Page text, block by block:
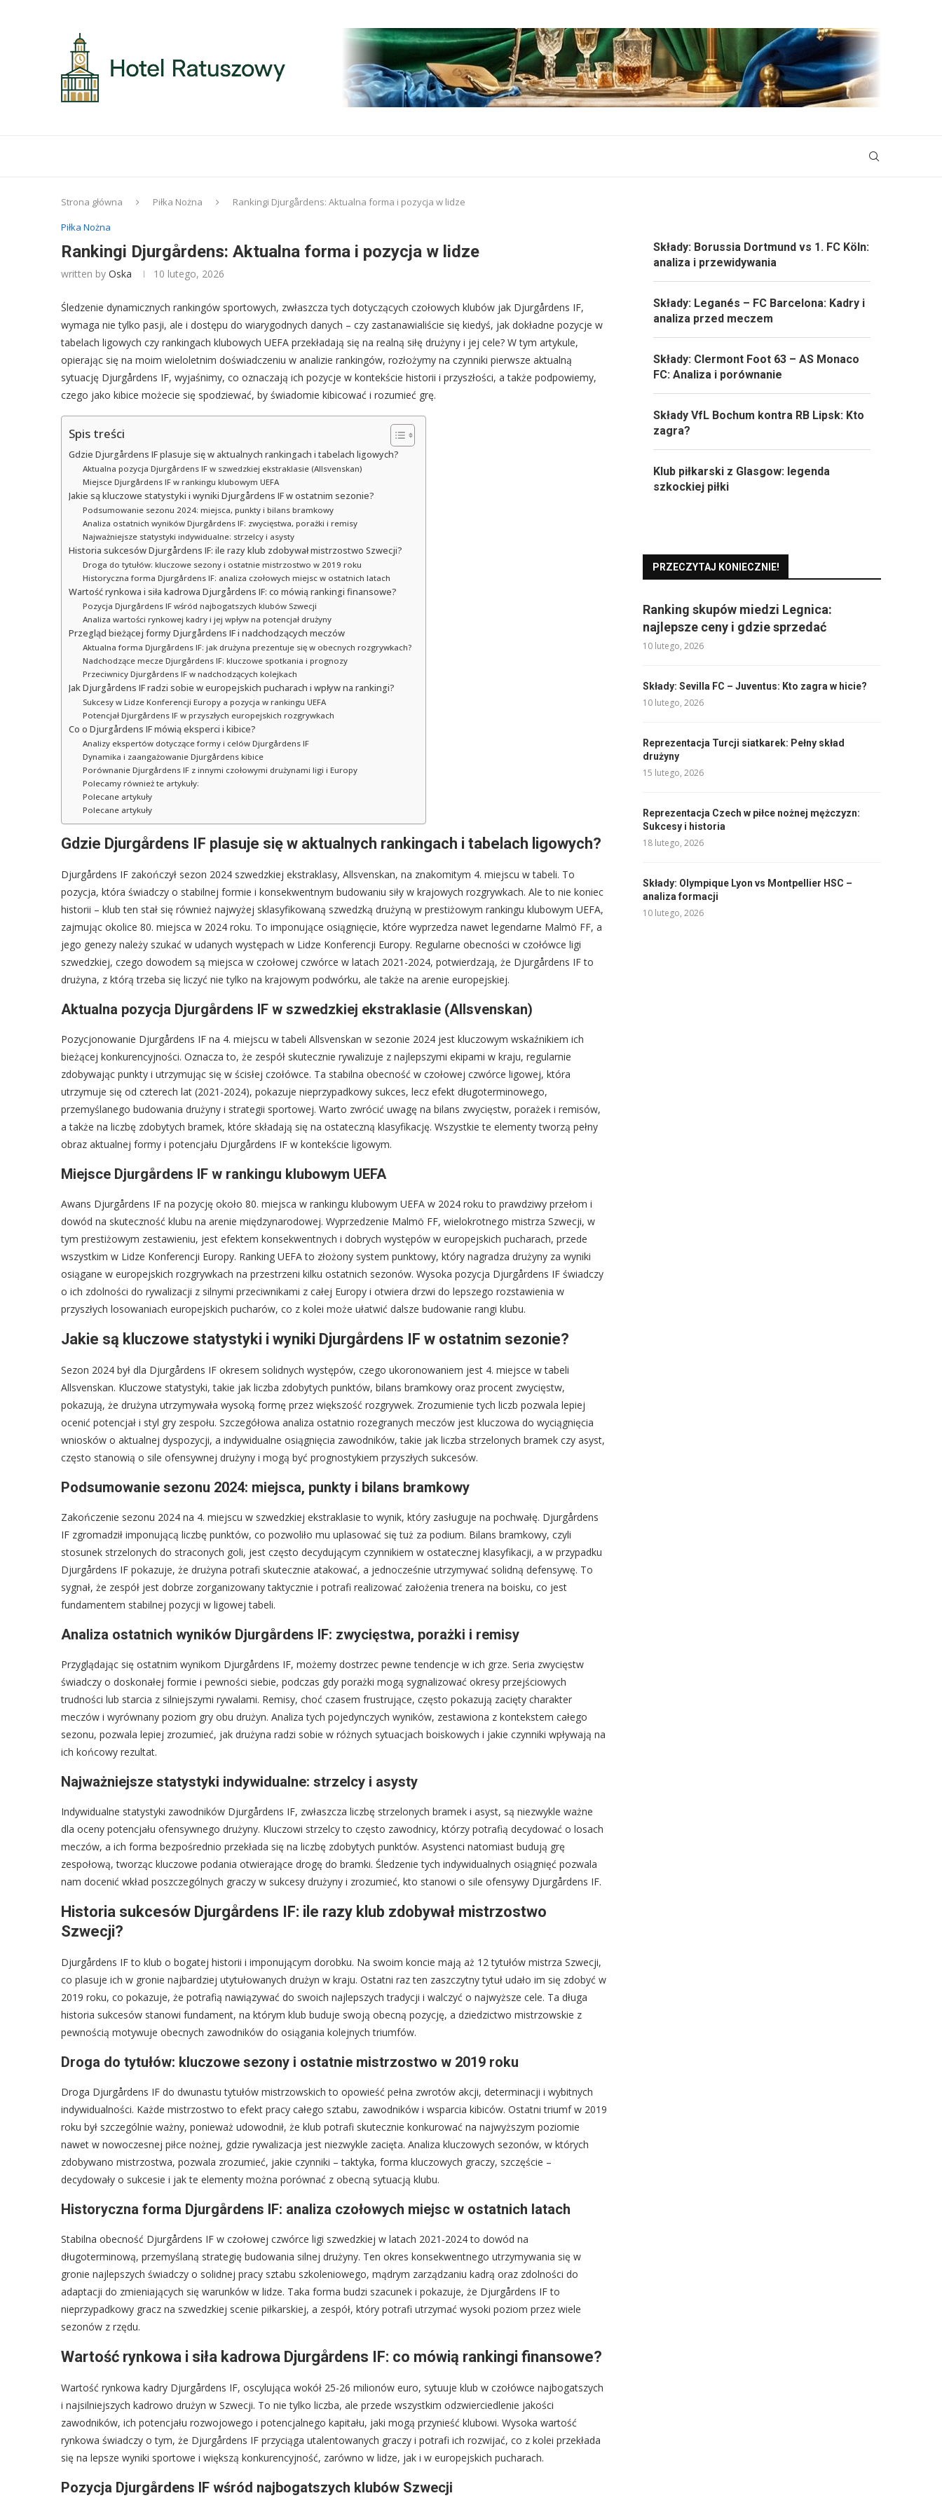
Strona główna Piłka Nożna
Rankingi Djurgårdens: Aktualna forma i pozycja w lidze
Piłka Nożna
Rankingi Djurgårdens: Aktualna forma i pozycja w lidze
written by Oska 10 lutego, 2026
Śledzenie dynamicznych rankingów sportowych, zwłaszcza tych dotyczących czołowych klubów jak Djurgårdens IF,
wymaga nie tylko pasji, ale i dostępu do wiarygodnych danych – czy zastanawialiście się kiedyś, jak dokładne pozycje w
tabelach ligowych czy rankingach klubowych UEFA przekładają się na realną siłę drużyny i jej cele? W tym artykule,
opierając się na moim wieloletnim doświadczeniu w analizie rankingów, rozłożymy na czynniki pierwsze aktualną
sytuację Djurgårdens IF, wyjaśnimy, co oznaczają ich pozycje w kontekście historii i przyszłości, a także podpowiemy,
czego jako kibice możecie się spodziewać, by świadomie kibicować i rozumieć grę.
Spis treści
Gdzie Djurgårdens IF plasuje się w aktualnych rankingach i tabelach ligowych?
Aktualna pozycja Djurgårdens IF w szwedzkiej ekstraklasie (Allsvenskan)
Miejsce Djurgårdens IF w rankingu klubowym UEFA
Jakie są kluczowe statystyki i wyniki Djurgårdens IF w ostatnim sezonie?
Podsumowanie sezonu 2024: miejsca, punkty i bilans bramkowy
Analiza ostatnich wyników Djurgårdens IF: zwycięstwa, porażki i remisy
Najważniejsze statystyki indywidualne: strzelcy i asysty
Historia sukcesów Djurgårdens IF: ile razy klub zdobywał mistrzostwo Szwecji?
Droga do tytułów: kluczowe sezony i ostatnie mistrzostwo w 2019 roku
Historyczna forma Djurgårdens IF: analiza czołowych miejsc w ostatnich latach
Wartość rynkowa i siła kadrowa Djurgårdens IF: co mówią rankingi finansowe?
Pozycja Djurgårdens IF wśród najbogatszych klubów Szwecji
Analiza wartości rynkowej kadry i jej wpływ na potencjał drużyny
Przegląd bieżącej formy Djurgårdens IF i nadchodzących meczów
Aktualna forma Djurgårdens IF: jak drużyna prezentuje się w obecnych rozgrywkach?
Nadchodzące mecze Djurgårdens IF: kluczowe spotkania i prognozy
Przeciwnicy Djurgårdens IF w nadchodzących kolejkach
Jak Djurgårdens IF radzi sobie w europejskich pucharach i wpływ na rankingi?
Sukcesy w Lidze Konferencji Europy a pozycja w rankingu UEFA
Potencjał Djurgårdens IF w przyszłych europejskich rozgrywkach
Co o Djurgårdens IF mówią eksperci i kibice?
Analizy ekspertów dotyczące formy i celów Djurgårdens IF
Dynamika i zaangażowanie Djurgårdens kibice
Porównanie Djurgårdens IF z innymi czołowymi drużynami ligi i Europy
Polecamy również te artykuły:
Polecane artykuły
Polecane artykuły
Gdzie Djurgårdens IF plasuje się w aktualnych rankingach i tabelach ligowych?
Djurgårdens IF zakończył sezon 2024 szwedzkiej ekstraklasy, Allsvenskan, na znakomitym 4. miejscu w tabeli. To
pozycja, która świadczy o stabilnej formie i konsekwentnym budowaniu siły w krajowych rozgrywkach. Ale to nie koniec
historii – klub ten stał się również najwyżej sklasyfikowaną szwedzką drużyną w prestiżowym rankingu klubowym UEFA,
zajmując okolice 80. miejsca w 2024 roku. To imponujące osiągnięcie, które wyprzedza nawet legendarne Malmö FF, a
jego genezy należy szukać w udanych występach w Lidze Konferencji Europy. Regularne obecności w czołówce ligi
szwedzkiej, czego dowodem są miejsca w czołowej czwórce w latach 2021-2024, potwierdzają, że Djurgårdens IF to
drużyna, z którą trzeba się liczyć nie tylko na krajowym podwórku, ale także na arenie europejskiej.
Aktualna pozycja Djurgårdens IF w szwedzkiej ekstraklasie (Allsvenskan)
Pozycjonowanie Djurgårdens IF na 4. miejscu w tabeli Allsvenskan w sezonie 2024 jest kluczowym wskaźnikiem ich
bieżącej konkurencyjności. Oznacza to, że zespół skutecznie rywalizuje z najlepszymi ekipami w kraju, regularnie
zdobywając punkty i utrzymując się w ścisłej czołówce. Ta stabilna obecność w czołowej czwórce ligowej, która
utrzymuje się od czterech lat (2021-2024), pokazuje nieprzypadkowy sukces, lecz efekt długoterminowego,
przemyślanego budowania drużyny i strategii sportowej. Warto zwrócić uwagę na bilans zwycięstw, porażek i remisów,
a także na liczbę zdobytych bramek, które składają się na ostateczną klasyfikację. Wszystkie te elementy tworzą pełny
obraz aktualnej formy i potencjału Djurgårdens IF w kontekście ligowym.
Miejsce Djurgårdens IF w rankingu klubowym UEFA
Awans Djurgårdens IF na pozycję około 80. miejsca w rankingu klubowym UEFA w 2024 roku to prawdziwy przełom i
dowód na skuteczność klubu na arenie międzynarodowej. Wyprzedzenie Malmö FF, wielokrotnego mistrza Szwecji, w
tym prestiżowym zestawieniu, jest efektem konsekwentnych i dobrych występów w europejskich pucharach, przede
wszystkim w Lidze Konferencji Europy. Ranking UEFA to złożony system punktowy, który nagradza drużyny za wyniki
osiągane w europejskich rozgrywkach na przestrzeni kilku ostatnich sezonów. Wysoka pozycja Djurgårdens IF świadczy
o ich zdolności do rywalizacji z silnymi przeciwnikami z całej Europy i otwiera drzwi do lepszego rozstawienia w
przyszłych losowaniach europejskich pucharów, co z kolei może ułatwić dalsze budowanie rangi klubu.
Jakie są kluczowe statystyki i wyniki Djurgårdens IF w ostatnim sezonie?
Sezon 2024 był dla Djurgårdens IF okresem solidnych występów, czego ukoronowaniem jest 4. miejsce w tabeli
Allsvenskan. Kluczowe statystyki, takie jak liczba zdobytych punktów, bilans bramkowy oraz procent zwycięstw,
pokazują, że drużyna utrzymywała wysoką formę przez większość rozgrywek. Zrozumienie tych liczb pozwala lepiej
ocenić potencjał i styl gry zespołu. Szczegółowa analiza ostatnio rozegranych meczów jest kluczowa do wyciągnięcia
wniosków o aktualnej dyspozycji, a indywidualne osiągnięcia zawodników, takie jak liczba strzelonych bramek czy asyst,
często stanowią o sile ofensywnej drużyny i mogą być prognostykiem przyszłych sukcesów.
Podsumowanie sezonu 2024: miejsca, punkty i bilans bramkowy
Zakończenie sezonu 2024 na 4. miejscu w szwedzkiej ekstraklasie to wynik, który zasługuje na pochwałę. Djurgårdens
IF zgromadził imponującą liczbę punktów, co pozwoliło mu uplasować się tuż za podium. Bilans bramkowy, czyli
stosunek strzelonych do straconych goli, jest często decydującym czynnikiem w ostatecznej klasyfikacji, a w przypadku
Djurgårdens IF pokazuje, że drużyna potrafi skutecznie atakować, a jednocześnie utrzymywać solidną defensywę. To
sygnał, że zespół jest dobrze zorganizowany taktycznie i potrafi realizować założenia trenera na boisku, co jest
fundamentem stabilnej pozycji w ligowej tabeli.
Analiza ostatnich wyników Djurgårdens IF: zwycięstwa, porażki i remisy
Przyglądając się ostatnim wynikom Djurgårdens IF, możemy dostrzec pewne tendencje w ich grze. Seria zwycięstw
świadczy o doskonałej formie i pewności siebie, podczas gdy porażki mogą sygnalizować okresy przejściowych
trudności lub starcia z silniejszymi rywalami. Remisy, choć czasem frustrujące, często pokazują zacięty charakter
meczów i wyrównany poziom gry obu drużyn. Analiza tych pojedynczych wyników, zestawiona z kontekstem całego
sezonu, pozwala lepiej zrozumieć, jak drużyna radzi sobie w różnych sytuacjach boiskowych i jakie czynniki wpływają na
ich końcowy rezultat.
Najważniejsze statystyki indywidualne: strzelcy i asysty
Indywidualne statystyki zawodników Djurgårdens IF, zwłaszcza liczbę strzelonych bramek i asyst, są niezwykle ważne
dla oceny potencjału ofensywnego drużyny. Kluczowi strzelcy to często zawodnicy, którzy potrafią decydować o losach
meczów, a ich forma bezpośrednio przekłada się na liczbę zdobytych punktów. Asystenci natomiast budują grę
zespołową, tworząc kluczowe podania otwierające drogę do bramki. Śledzenie tych indywidualnych osiągnięć pozwala
nam docenić wkład poszczególnych graczy w sukcesy drużyny i zrozumieć, kto stanowi o sile ofensywy Djurgårdens IF.
Historia sukcesów Djurgårdens IF: ile razy klub zdobywał mistrzostwo
Szwecji?
Djurgårdens IF to klub o bogatej historii i imponującym dorobku. Na swoim koncie mają aż 12 tytułów mistrza Szwecji,
co plasuje ich w gronie najbardziej utytułowanych drużyn w kraju. Ostatni raz ten zaszczytny tytuł udało im się zdobyć w
2019 roku, co pokazuje, że potrafią nawiązywać do swoich najlepszych tradycji i walczyć o najwyższe cele. Ta długa
historia sukcesów stanowi fundament, na którym klub buduje swoją obecną pozycję, a dziedzictwo mistrzowskie z
pewnością motywuje obecnych zawodników do osiągania kolejnych triumfów.
Droga do tytułów: kluczowe sezony i ostatnie mistrzostwo w 2019 roku
Droga Djurgårdens IF do dwunastu tytułów mistrzowskich to opowieść pełna zwrotów akcji, determinacji i wybitnych
indywidualności. Każde mistrzostwo to efekt pracy całego sztabu, zawodników i wsparcia kibiców. Ostatni triumf w 2019
roku był szczególnie ważny, ponieważ udowodnił, że klub potrafi skutecznie konkurować na najwyższym poziomie
nawet w nowoczesnej piłce nożnej, gdzie rywalizacja jest niezwykle zacięta. Analiza kluczowych sezonów, w których
zdobywano mistrzostwa, pozwala zrozumieć, jakie czynniki – taktyka, forma kluczowych graczy, szczęście –
decydowały o sukcesie i jak te elementy można porównać z obecną sytuacją klubu.
Historyczna forma Djurgårdens IF: analiza czołowych miejsc w ostatnich latach
Stabilna obecność Djurgårdens IF w czołowej czwórce ligi szwedzkiej w latach 2021-2024 to dowód na
długoterminową, przemyślaną strategię budowania silnej drużyny. Ten okres konsekwentnego utrzymywania się w
gronie najlepszych świadczy o solidnej pracy sztabu szkoleniowego, mądrym zarządzaniu kadrą oraz zdolności do
adaptacji do zmieniających się warunków w lidze. Taka forma budzi szacunek i pokazuje, że Djurgårdens IF to
nieprzypadkowy gracz na szwedzkiej scenie piłkarskiej, a zespół, który potrafi utrzymać wysoki poziom przez wiele
sezonów z rzędu.
Wartość rynkowa i siła kadrowa Djurgårdens IF: co mówią rankingi finansowe?
Wartość rynkowa kadry Djurgårdens IF, oscylująca wokół 25-26 milionów euro, sytuuje klub w czołówce najbogatszych
i najsilniejszych kadrowo drużyn w Szwecji. To nie tylko liczba, ale przede wszystkim odzwierciedlenie jakości
zawodników, ich potencjału rozwojowego i potencjalnego kapitału, jaki mogą przynieść klubowi. Wysoka wartość
rynkowa świadczy o tym, że Djurgårdens IF przyciąga utalentowanych graczy i potrafi ich rozwijać, co z kolei przekłada
się na lepsze wyniki sportowe i większą konkurencyjność, zarówno w lidze, jak i w europejskich pucharach.
Pozycja Djurgårdens IF wśród najbogatszych klubów Szwecji
Składy: Borussia Dortmund vs 1. FC Köln:
analiza i przewidywania
Składy: Leganés – FC Barcelona: Kadry i
analiza przed meczem
Składy: Clermont Foot 63 – AS Monaco
FC: Analiza i porównanie
Składy VfL Bochum kontra RB Lipsk: Kto
zagra?
Klub piłkarski z Glasgow: legenda
szkockiej piłki
PRZECZYTAJ KONIECZNIE!
Ranking skupów miedzi Legnica:
najlepsze ceny i gdzie sprzedać
10 lutego, 2026
Składy: Sevilla FC – Juventus: Kto zagra w hicie?
10 lutego, 2026
Reprezentacja Turcji siatkarek: Pełny skład
drużyny
15 lutego, 2026
Reprezentacja Czech w piłce nożnej mężczyzn:
Sukcesy i historia
18 lutego, 2026
Składy: Olympique Lyon vs Montpellier HSC –
analiza formacji
10 lutego, 2026